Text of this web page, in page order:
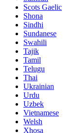
Scots Gaelic
Shona
Sindhi
Sundanese
Swahili
Tajik
Tamil
Telugu
Thai
Ukrainian
Urdu
Uzbek
Vietnamese
Welsh
Xhosa